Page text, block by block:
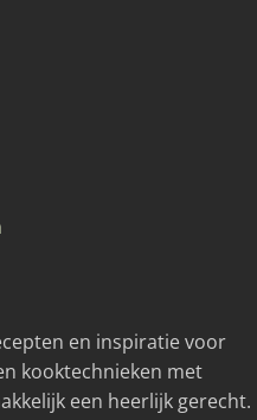
en inspiratie voor
kooktechnieken met
een heerlijk gerecht.